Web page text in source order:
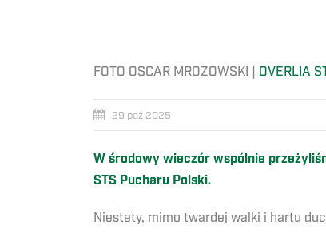
FOTO OSCAR MROZOWSKI | OVERLIA
29 paź 2025
W środowy wieczór wspólnie
STS Pucharu Polski.
Niestety, mimo twardej walki i hartu